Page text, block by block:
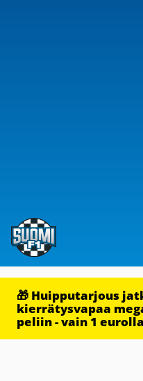
🎁 Huipputarjous
kierrätysvapaa
peliin - vain 1